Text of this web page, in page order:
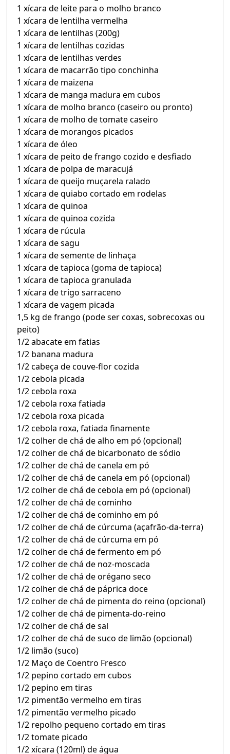
1 xícara de leite para o molho branco
1 xícara de lentilha vermelha
1 xícara de lentilhas (200g)
1 xícara de lentilhas cozidas
1 xícara de lentilhas verdes
1 xícara de macarrão tipo conchinha
1 xícara de maizena
1 xícara de manga madura em cubos
1 xícara de molho branco (caseiro ou pronto)
1 xícara de molho de tomate caseiro
1 xícara de morangos picados
1 xícara de óleo
1 xícara de peito de frango cozido e desfiado
1 xícara de polpa de maracujá
1 xícara de queijo muçarela ralado
1 xícara de quiabo cortado em rodelas
1 xícara de quinoa
1 xícara de quinoa cozida
1 xícara de rúcula
1 xícara de sagu
1 xícara de semente de linhaça
1 xícara de tapioca (goma de tapioca)
1 xícara de tapioca granulada
1 xícara de trigo sarraceno
1 xícara de vagem picada
1,5 kg de frango (pode ser coxas, sobrecoxas ou
peito)
1/2 abacate em fatias
1/2 banana madura
1/2 cabeça de couve-flor cozida
1/2 cebola picada
1/2 cebola roxa
1/2 cebola roxa fatiada
1/2 cebola roxa picada
1/2 cebola roxa, fatiada finamente
1/2 colher de chá de alho em pó (opcional)
1/2 colher de chá de bicarbonato de sódio
1/2 colher de chá de canela em pó
1/2 colher de chá de canela em pó (opcional)
1/2 colher de chá de cebola em pó (opcional)
1/2 colher de chá de cominho
1/2 colher de chá de cominho em pó
1/2 colher de chá de cúrcuma (açafrão-da-terra)
1/2 colher de chá de cúrcuma em pó
1/2 colher de chá de fermento em pó
1/2 colher de chá de noz-moscada
1/2 colher de chá de orégano seco
1/2 colher de chá de páprica doce
1/2 colher de chá de pimenta do reino (opcional)
1/2 colher de chá de pimenta-do-reino
1/2 colher de chá de sal
1/2 colher de chá de suco de limão (opcional)
1/2 limão (suco)
1/2 Maço de Coentro Fresco
1/2 pepino cortado em cubos
1/2 pepino em tiras
1/2 pimentão vermelho em tiras
1/2 pimentão vermelho picado
1/2 repolho pequeno cortado em tiras
1/2 tomate picado
1/2 xícara (120ml) de água